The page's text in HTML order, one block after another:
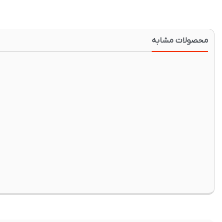
محصولات مشابه